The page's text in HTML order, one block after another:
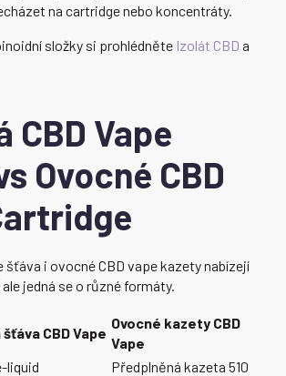
na cartridge nebo koncentráty.
složky si prohlédněte Izolát CBD a
CBD Vape
Ovocné CBD
šťáva i ovocné CBD vape kazety nabízejí
jedná se o různé formáty.
šťáva CBD Vape
Ovocné kazety CBD
Vape
liquid
Předplněná kazeta 510